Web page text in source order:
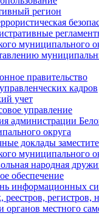
регион
муниципального
правительство
кадров
учет
управление
администрации
округа
доклады
муниципального
народная
обеспечение
информационных
реестров, регистров,
органов местного